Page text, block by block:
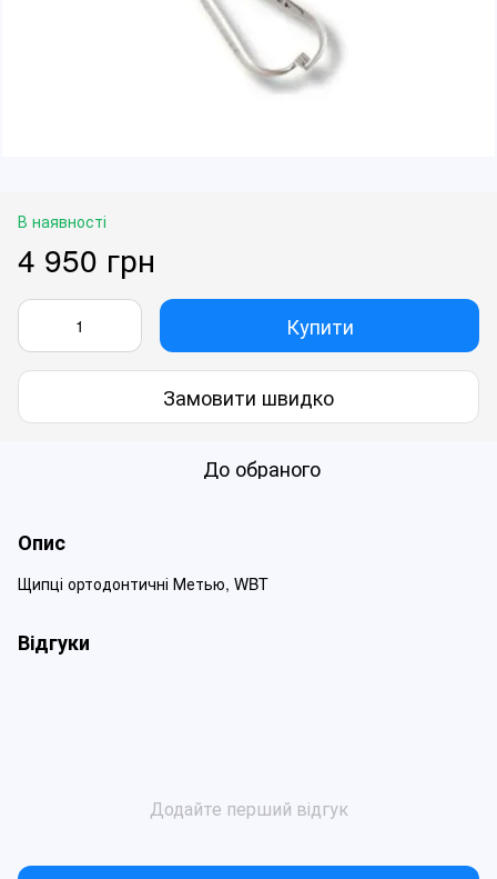
В наявності
4 950 грн
Купити
Замовити швидко
До обраного
Опис
Щипці ортодонтичні Метью, WBT
Відгуки
Додайте перший відгук